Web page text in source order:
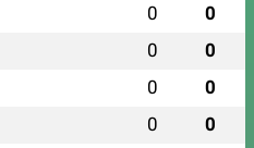
0 0
0 0
0 0
0 0